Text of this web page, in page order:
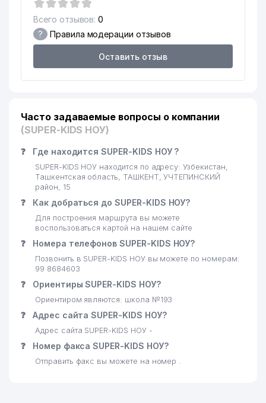
Всего отзывов: 0
? Правила модерации отзывов
Оставить отзыв
Часто задаваемые вопросы о компании
(SUPER-KIDS НОУ)
❓ Где находится SUPER-KIDS НОУ ?
SUPER-KIDS НОУ находится по адресу: Узбекистан,
Ташкентская область, ТАШКЕНТ, УЧТЕПИНСКИЙ
район, 15
❓ Как добраться до SUPER-KIDS НОУ?
Для построения маршрута вы можете
воспользоваться картой на нашем сайте
❓ Номера телефонов SUPER-KIDS НОУ?
Позвонить в SUPER-KIDS НОУ вы можете по номерам:
99 8684603
❓ Ориентиры SUPER-KIDS НОУ?
Ориентиром являются: школа №193
❓ Адрес сайта SUPER-KIDS НОУ?
Адрес сайта SUPER-KIDS НОУ -
❓ Номер факса SUPER-KIDS НОУ?
Отправить факс вы можете на номер .